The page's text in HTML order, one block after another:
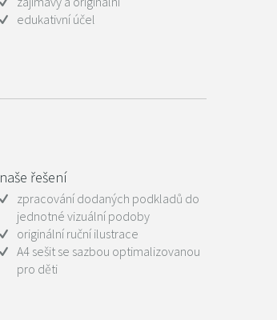
edukativní účel
naše řešení
zpracování dodaných podkladů do
jednotné vizuální podoby
originální ruční ilustrace
A4 sešit se sazbou optimalizovanou
pro děti